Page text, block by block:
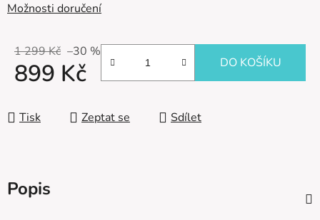
Možnosti doručení
1 299 Kč –30 %
899 Kč DO KOŠÍKU
Tisk Zeptat se Sdílet
Popis